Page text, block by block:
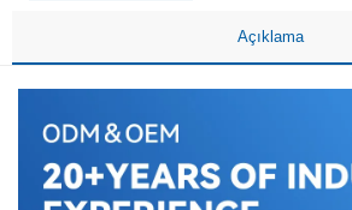
Açıklama